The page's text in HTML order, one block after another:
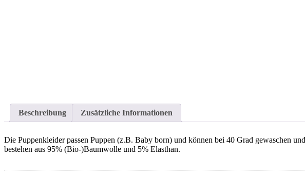
Beschreibung Zusätzliche Informationen
Die Puppenkleider passen Puppen (z.B. Baby born) und können bei 40 Grad gewaschen
bestehen aus 95% (Bio-)Baumwolle und 5% Elasthan.